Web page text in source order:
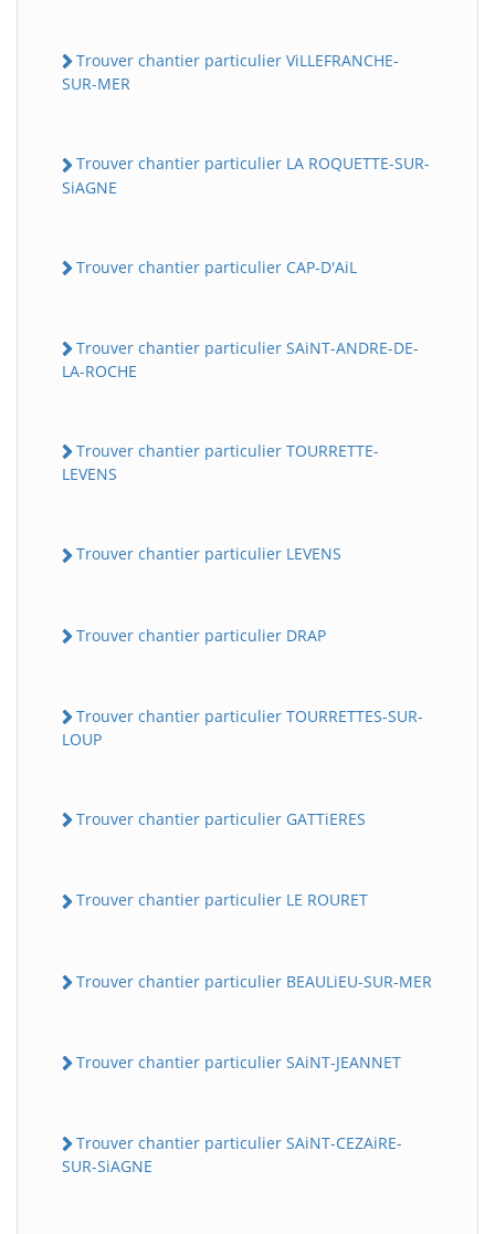
Trouver chantier particulier ViLLEFRANCHE-
SUR-MER
Trouver chantier particulier LA ROQUETTE-SUR-
SiAGNE
Trouver chantier particulier CAP-D'AiL
Trouver chantier particulier SAiNT-ANDRE-DE-
LA-ROCHE
Trouver chantier particulier TOURRETTE-
LEVENS
Trouver chantier particulier LEVENS
Trouver chantier particulier DRAP
Trouver chantier particulier TOURRETTES-SUR-
LOUP
Trouver chantier particulier GATTiERES
Trouver chantier particulier LE ROURET
Trouver chantier particulier BEAULiEU-SUR-MER
Trouver chantier particulier SAiNT-JEANNET
Trouver chantier particulier SAiNT-CEZAiRE-
SUR-SiAGNE